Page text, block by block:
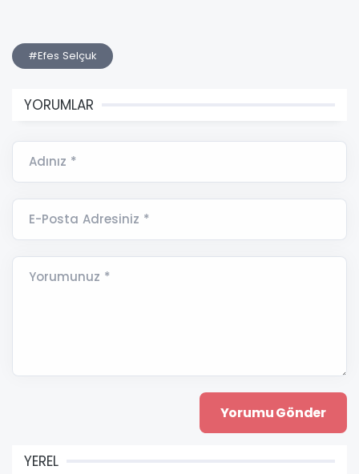
#Efes Selçuk
YORUMLAR
Adınız *
E-Posta Adresiniz *
Yorumunuz *
YEREL